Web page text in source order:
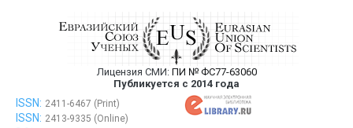
Евразийский Союз Ученых —
публикация научных статей в
Лицензия СМИ: ПИ № ФС77-63060
Публикуется с 2014 года
Евразийский Союз Ученых — публикация научных статей в
ежемесячном научном журнале
ISSN: 2411-6467 (Print)
ISSN: 2413-9335 (Online)